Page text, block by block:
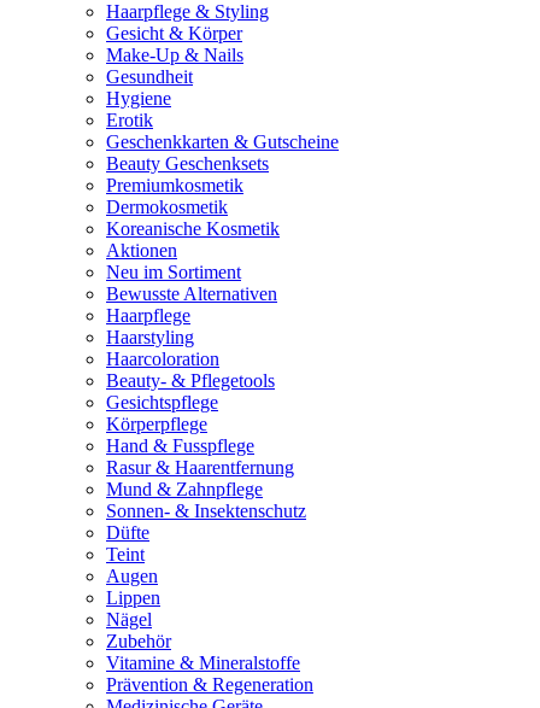
Haarpflege & Styling
Gesicht & Körper
Make-Up & Nails
Gesundheit
Hygiene
Erotik
Geschenkkarten & Gutscheine
Beauty Geschenksets
Premiumkosmetik
Dermokosmetik
Koreanische Kosmetik
Aktionen
Neu im Sortiment
Bewusste Alternativen
Haarpflege
Haarstyling
Haarcoloration
Beauty- & Pflegetools
Gesichtspflege
Körperpflege
Hand & Fusspflege
Rasur & Haarentfernung
Mund & Zahnpflege
Sonnen- & Insektenschutz
Düfte
Teint
Augen
Lippen
Nägel
Zubehör
Vitamine & Mineralstoffe
Prävention & Regeneration